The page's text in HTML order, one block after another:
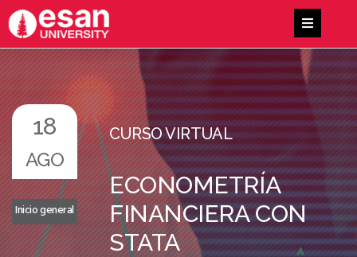
18
AGO
Inicio general
CURSO VIRTUAL
ECONOMETRÍA
FINANCIERA CON
STATA